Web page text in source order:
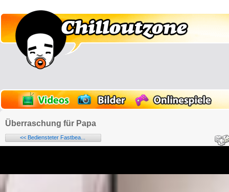
Überraschung für Papa
<< Bediensteter Fastbea...